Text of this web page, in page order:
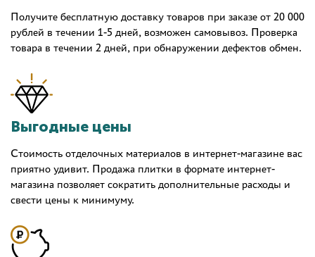
Получите бесплатную доставку товаров при заказе от 20 000
рублей в течении 1-5 дней, возможен самовывоз. Проверка
товара в течении 2 дней, при обнаружении дефектов обмен.
Выгодные цены
Стоимость отделочных материалов в интернет-магазине вас
приятно удивит. Продажа плитки в формате интернет-
магазина позволяет сократить дополнительные расходы и
свести цены к минимуму.